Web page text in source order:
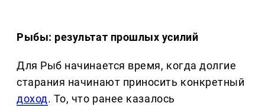
Рыбы: результат прошлых усилий
Для Рыб начинается время, когда долгие
старания начинают приносить конкретный
доход. То, что ранее казалось